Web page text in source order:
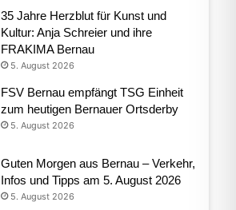
35 Jahre Herzblut für Kunst und
Kultur: Anja Schreier und ihre
FRAKIMA Bernau
5. August 2026
FSV Bernau empfängt TSG Einheit
zum heutigen Bernauer Ortsderby
5. August 2026
Guten Morgen aus Bernau – Verkehr,
Infos und Tipps am 5. August 2026
5. August 2026